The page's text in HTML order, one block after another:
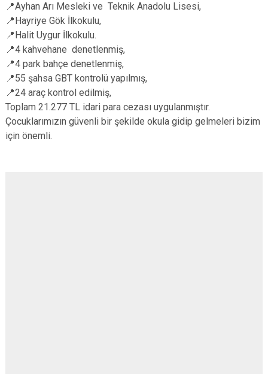
Eyüpsultan
Şişli
Sultangazi
📍Ayhan Arı Mesleki ve Teknik Anadolu Lisesi,
📍Hayriye Gök İlkokulu,
📍Halit Uygur İlkokulu.
📍4 kahvehane denetlenmiş,
📍4 park bahçe denetlenmiş,
📍55 şahsa GBT kontrolü yapılmış,
📍24 araç kontrol edilmiş,
Toplam 21.277 TL idari para cezası uygulanmıştır.
Çocuklarımızın güvenli bir şekilde okula gidip gelmeleri bizim
için önemli.